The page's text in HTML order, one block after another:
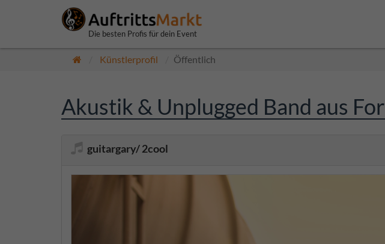
Die besten Profis für dein Event
Künstlerprofil Öffentlich
Akustik & Unplugged Band aus
guitargary/ 2cool